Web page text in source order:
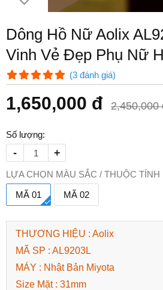
Dông Hồ Nữ Aolix
Vinh Vẻ Đẹp Phụ Nữ
(3 đánh giá)
1,650,000 đ 2,450,000
Số lượng:
- +
LỰA CHỌN MÀU SẮC / THUỘC TÍNH
MÃ 01
MÃ 02
THƯƠNG HIỆU : Aolix
MÃ SP : AL9203L
MÁY : Nhật Bản Miyota
Size Mặt : 31mm